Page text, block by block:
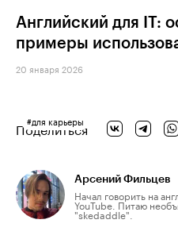
Английский для IT:
примеры
20 января 2026
#для карьеры
Поделиться
Арсений Фильцев
Начал говорить на
YouTube. Питаю
"skedaddle".